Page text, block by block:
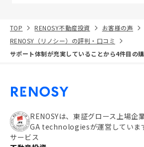
TOP RENOSY不動産投資
お客様の声
RENOSY（リノシー）の評判・口コミ
サポート体制が充実していることから4件目の
RENOSYは、東証グロース上場企
GA technologiesが運営していま
サービス